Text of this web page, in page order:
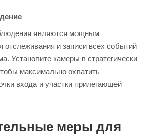
являются мощным
отслеживания и записи всех событий
Установите камеры в стратегически
максимально охватить
входа и участки прилегающей
меры для